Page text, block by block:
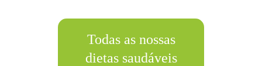
Todas as nossas
dietas saudáveis